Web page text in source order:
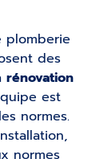
plomberie
des
rénovation
est
normes.
normes